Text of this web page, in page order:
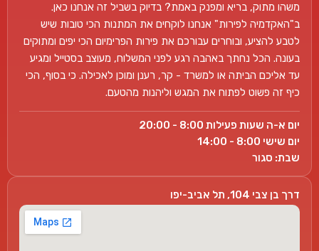
משהו מתוק, בריא ומפנק באמת? בדיוק בשביל זה אנחנו כאן.
ב"האקדמיה לפירות" אנחנו לוקחים את המתנות הכי טובות שיש
לטבע להציע, ובוחרים עבורכם את פירות הפרימיום הכי יפים ומתוקים
בעונה. הכל נחתך באהבה רגע לפני המשלוח, מעוצב בסטייל ומגיע
עד אליכם הביתה או למשרד - קר, רענן ומוכן לאכילה. כי בסוף, הכי
כיף זה פשוט לפתוח את המגש וליהנות מהטעם.
יום א-ה שעות פעילות 8:00 - 20:00
יום שישי 8:00 - 14:00
שבת: סגור
דרך בן צבי 104, תל אביב-יפו